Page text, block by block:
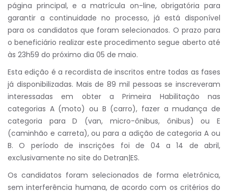
página principal, e a matrícula on-line, obrigatória para
garantir a continuidade no processo, já está disponível
para os candidatos que foram selecionados. O prazo para
o beneficiário realizar este procedimento segue aberto até
às 23h59 do próximo dia 05 de maio.
Esta edição é a recordista de inscritos entre todas as fases
já disponibilizadas. Mais de 89 mil pessoas se inscreveram
interessadas em obter a Primeira Habilitação nas
categorias A (moto) ou B (carro), fazer a mudança de
categoria para D (van, micro-ônibus, ônibus) ou E
(caminhão e carreta), ou para a adição de categoria A ou
B. O período de inscrições foi de 04 a 14 de abril,
exclusivamente no site do Detran|ES.
Os candidatos foram selecionados de forma eletrônica,
sem interferência humana, de acordo com os critérios do